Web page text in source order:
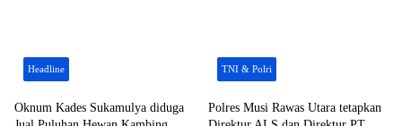
Headline
Oknum Kades Sukamulya diduga
TNI & Polri
Polres Musi Rawas Utara tetapkan